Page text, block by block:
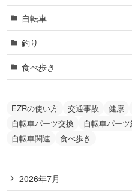
自転車
釣り
食べ歩き
EZRの使い方 交通事故 健康
自転車パーツ交換
自転車パー
自転車関連
食べ歩き
2026年7月